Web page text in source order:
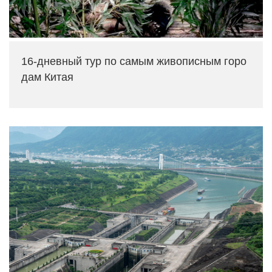
16-дневный тур по самым живописным горо
дам Китая